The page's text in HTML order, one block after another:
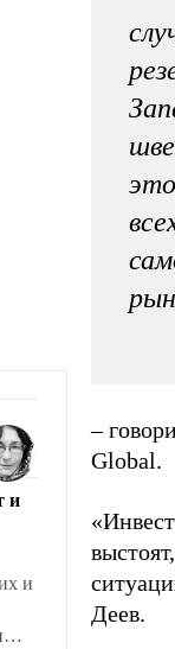
и
и
–
Global.
Деев.